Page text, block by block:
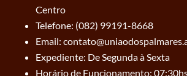
Centro
Telefone: (082) 99191-8668
Email:
Expediente: De Segunda à Sexta
Horário de Funcionamento: